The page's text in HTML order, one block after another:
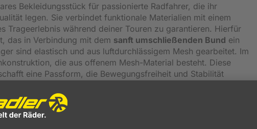
Bekleidungsstück für passionierte Radfahrer, die ihr
legen. Sie verbindet funktionale Materialien mit einem
Trageerlebnis während deiner Touren zu garantieren. Hierfür
das in Verbindung mit dem sanft umschließenden Bund ein
sind elastisch und aus luftdurchlässigem Mesh gearbeitet. Im
die aus offenem Mesh-Material besteht. Diese
eine Passform, die Bewegungsfreiheit und Stabilität
Comfort 2.0 Sitzpolster
und partieller Perforierung: Es erhöht den Sitzkomfort